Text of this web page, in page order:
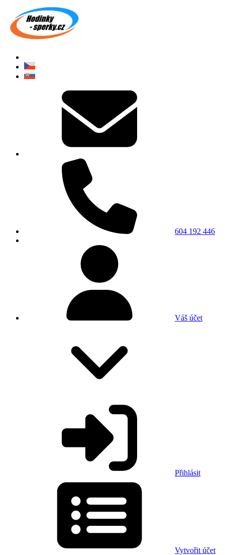
604 192 446
Váš účet
Přihlásit
Vytvořit účet